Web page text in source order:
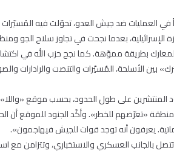
في العمليات ضد جيش العدو، تحوّلت فيه
بعدما نجحت في تجاوز سلاح الجو
بطريقة مموّهة. كما نجح حزب الله في
بين الأسلحة، المُسيّرات والتنصت والرادارات
المنتشرين على طول الحدود، بحسب موقع
«تعرّضهم للخطر». وأكّد الجنود للموقع أن
يعرفون أنه توجد قوات للجيش فيهاجمون».
بالجانب العسكري والاستخباري، وتتزامن مع